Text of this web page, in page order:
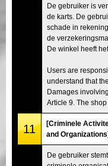
De gebruiker is
de karts. De
schade in
de
De winkel heeft
Users are
understand that
Damages
Article 9. The
11
[Criminele
and
De gebruiker